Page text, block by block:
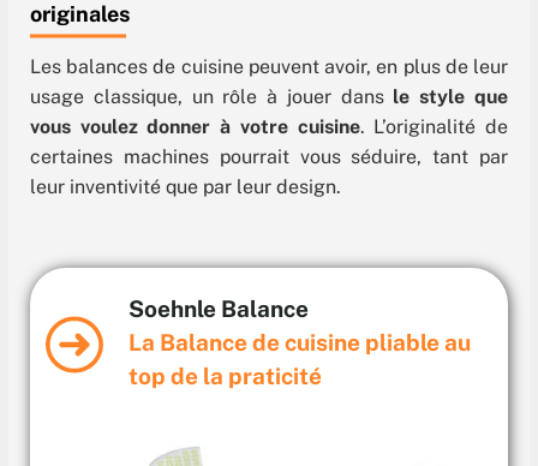
originales
Les balances de cuisine peuvent avoir, en plus de leur
usage classique, un rôle à jouer dans le style que
vous voulez donner à votre cuisine. L’originalité de
certaines machines pourrait vous séduire, tant par
leur inventivité que par leur design.
Soehnle Balance
La Balance de cuisine pliable au
top de la praticité